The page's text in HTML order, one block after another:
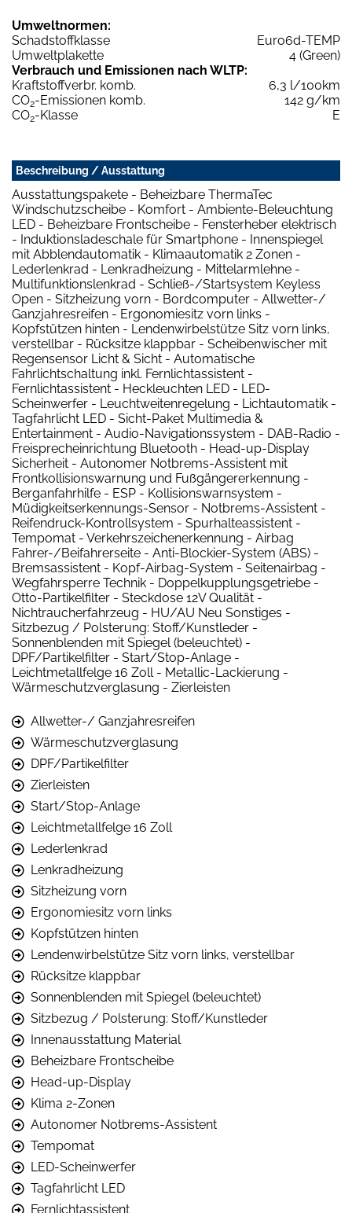
Umweltnormen:
Schadstoffklasse
Euro6d-TEMP
Umweltplakette
4 (Green)
Verbrauch und Emissionen nach WLTP:
Kraftstoffverbr. komb.
6,3 l/100km
CO2-Emissionen komb.
142 g/km
CO2-Klasse E
Beschreibung / Ausstattung
Ausstattungspakete - Beheizbare ThermaTec
Windschutzscheibe - Komfort - Ambiente-Beleuchtung
LED - Beheizbare Frontscheibe - Fensterheber elektrisch
- Induktionsladeschale für Smartphone - Innenspiegel
mit Abblendautomatik - Klimaautomatik 2 Zonen -
Lederlenkrad - Lenkradheizung - Mittelarmlehne -
Multifunktionslenkrad - Schließ-/Startsystem Keyless
Open - Sitzheizung vorn - Bordcomputer - Allwetter-/
Ganzjahresreifen - Ergonomiesitz vorn links -
Kopfstützen hinten - Lendenwirbelstütze Sitz vorn links,
verstellbar - Rücksitze klappbar - Scheibenwischer mit
Regensensor Licht & Sicht - Automatische
Fahrlichtschaltung inkl. Fernlichtassistent -
Fernlichtassistent - Heckleuchten LED - LED-
Scheinwerfer - Leuchtweitenregelung - Lichtautomatik -
Tagfahrlicht LED - Sicht-Paket Multimedia &
Entertainment - Audio-Navigationssystem - DAB-Radio -
Freisprecheinrichtung Bluetooth - Head-up-Display
Sicherheit - Autonomer Notbrems-Assistent mit
Frontkollisionswarnung und Fußgängererkennung -
Berganfahrhilfe - ESP - Kollisionswarnsystem -
Müdigkeitserkennungs-Sensor - Notbrems-Assistent -
Reifendruck-Kontrollsystem - Spurhalteassistent -
Tempomat - Verkehrszeichenerkennung - Airbag
Fahrer-/Beifahrerseite - Anti-Blockier-System (ABS) -
Bremsassistent - Kopf-Airbag-System - Seitenairbag -
Wegfahrsperre Technik - Doppelkupplungsgetriebe -
Otto-Partikelfilter - Steckdose 12V Qualität -
Nichtraucherfahrzeug - HU/AU Neu Sonstiges -
Sitzbezug / Polsterung: Stoff/Kunstleder -
Sonnenblenden mit Spiegel (beleuchtet) -
DPF/Partikelfilter - Start/Stop-Anlage -
Leichtmetallfelge 16 Zoll - Metallic-Lackierung -
Wärmeschutzverglasung - Zierleisten
Allwetter-/ Ganzjahresreifen
Wärmeschutzverglasung
DPF/Partikelfilter
Zierleisten
Start/Stop-Anlage
Leichtmetallfelge 16 Zoll
Lederlenkrad
Lenkradheizung
Sitzheizung vorn
Ergonomiesitz vorn links
Kopfstützen hinten
Lendenwirbelstütze Sitz vorn links, verstellbar
Rücksitze klappbar
Sonnenblenden mit Spiegel (beleuchtet)
Sitzbezug / Polsterung: Stoff/Kunstleder
Innenausstattung Material
Beheizbare Frontscheibe
Head-up-Display
Klima 2-Zonen
Autonomer Notbrems-Assistent
Tempomat
LED-Scheinwerfer
Tagfahrlicht LED
Fernlichtassistent